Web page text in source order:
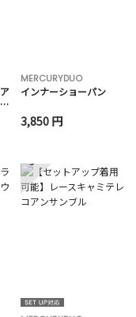
MERCURYDUO
インナーショーパン
3,850 円
9